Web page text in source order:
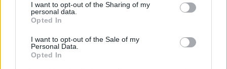
I want to opt-out of the Sharing of my
personal data.
Opted In
I want to opt-out of the Sale of my
Personal Data.
Opted In
Πριν 6 ημέρες
Τρίτος στη σφαιροβολία στη διεθνή συνάντηση
Ελλάδας–Κύπρου Κ18 ο Δημήτρης Τέλλιος